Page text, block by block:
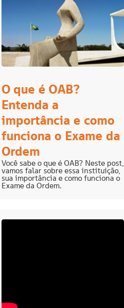
O que é OAB?
Entenda a
importância e como
funciona o Exame da
Ordem
Você sabe o que é OAB? Neste post,
vamos falar sobre essa instituição,
sua importância e como funciona o
Exame da Ordem.